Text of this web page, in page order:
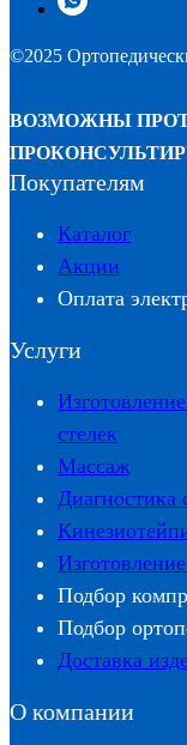
©2025
ВОЗМОЖНЫ
Покупателям
Каталог
Акции
Оплата
Услуги
стелек
Массаж
Диагностика
Подбор
Подбор
Доставка
О компании